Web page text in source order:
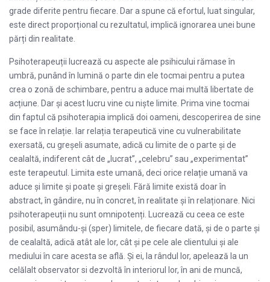
grade diferite pentru fiecare. Dar a spune că efortul, luat singular,
este direct proporțional cu rezultatul, implică ignorarea unei bune
părți din realitate.
Psihoterapeuții lucrează cu aspecte ale psihicului rămase în
umbră, punând în lumină o parte din ele tocmai pentru a putea
crea o zonă de schimbare, pentru a aduce mai multă libertate de
acțiune. Dar și acest lucru vine cu niște limite. Prima vine tocmai
din faptul că psihoterapia implică doi oameni, descoperirea de sine
se face în relație. Iar relația terapeutică vine cu vulnerabilitate
exersată, cu greșeli asumate, adică cu limite de o parte și de
cealaltă, indiferent cât de „lucrat”, „celebru” sau „experimentat”
este terapeutul. Limita este umană, deci orice relație umană va
aduce și limite și poate și greșeli. Fără limite există doar în
abstract, în gândire, nu în concret, în realitate și în relaționare. Nici
psihoterapeuții nu sunt omnipotenți. Lucrează cu ceea ce este
posibil, asumându-și (sper) limitele, de fiecare dată, și de o parte și
de cealaltă, adică atât ale lor, cât și pe cele ale clientului și ale
mediului în care acesta se află. Și ei, la rândul lor, apelează la un
celălalt observator si dezvoltă în interiorul lor, în ani de muncă,